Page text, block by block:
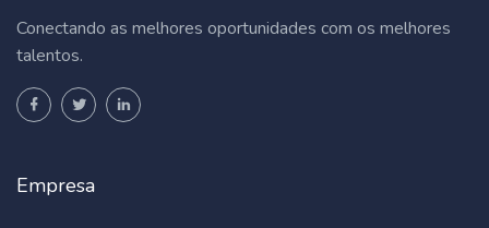
Conectando as melhores oportunidades com os melhores
talentos.
Empresa